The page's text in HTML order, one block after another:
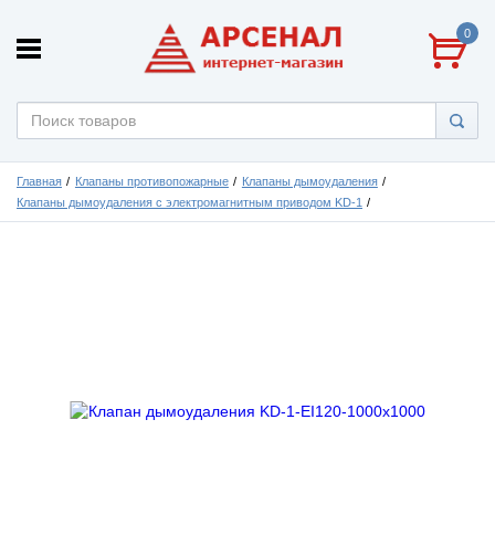
0
Главная Клапаны противопожарные
Клапаны дымоудаления
Клапаны дымоудаления с электромагнитным приводом KD-1